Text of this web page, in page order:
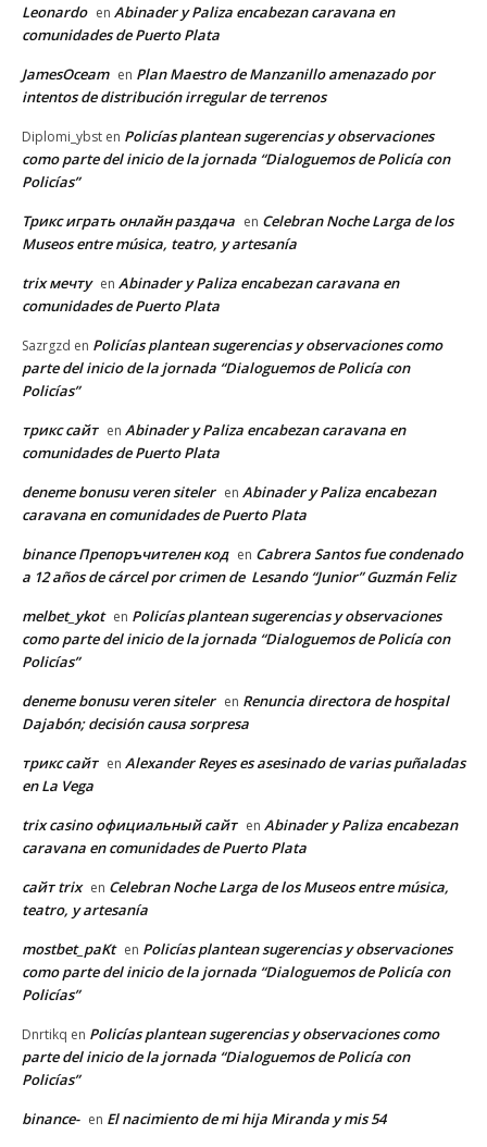
Leonardo en Abinader y Paliza encabezan caravana en
comunidades de Puerto Plata
JamesOceam en Plan Maestro de Manzanillo amenazado por
intentos de distribución irregular de terrenos
Diplomi_ybst en Policías plantean sugerencias y observaciones
como parte del inicio de la jornada “Dialoguemos de Policía con
Policías”
Трикс играть онлайн раздача en Celebran Noche Larga de los
Museos entre música, teatro, y artesanía
trix мечту en Abinader y Paliza encabezan caravana en
comunidades de Puerto Plata
Sazrgzd en Policías plantean sugerencias y observaciones como
parte del inicio de la jornada “Dialoguemos de Policía con
Policías”
трикс сайт en Abinader y Paliza encabezan caravana en
comunidades de Puerto Plata
deneme bonusu veren siteler en Abinader y Paliza encabezan
caravana en comunidades de Puerto Plata
binance Препоръчителен код en Cabrera Santos fue condenado
a 12 años de cárcel por crimen de Lesando “Junior” Guzmán Feliz
melbet_ykot en Policías plantean sugerencias y observaciones
como parte del inicio de la jornada “Dialoguemos de Policía con
Policías”
deneme bonusu veren siteler en Renuncia directora de hospital
Dajabón; decisión causa sorpresa
трикс сайт en Alexander Reyes es asesinado de varias puñaladas
en La Vega
trix casino официальный сайт en Abinader y Paliza encabezan
caravana en comunidades de Puerto Plata
сайт trix en Celebran Noche Larga de los Museos entre música,
teatro, y artesanía
mostbet_paKt en Policías plantean sugerencias y observaciones
como parte del inicio de la jornada “Dialoguemos de Policía con
Policías”
Dnrtikq en Policías plantean sugerencias y observaciones como
parte del inicio de la jornada “Dialoguemos de Policía con
Policías”
binance- en El nacimiento de mi hija Miranda y mis 54